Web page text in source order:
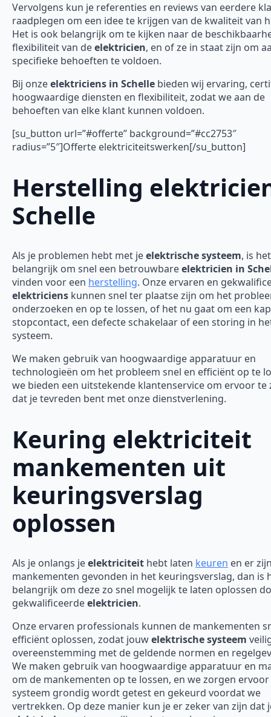
Vervolgens kun je referenties en reviews van eerdere
raadplegen om een idee te krijgen van de kwaliteit van
Het is ook belangrijk om te kijken naar de
flexibiliteit van deelektricien, en of ze in staat zijn om
specifieke behoeften te voldoen.
Bij onzeelektriciens in Schelle bieden wij ervaring,
hoogwaardige diensten en flexibiliteit, zodat we aan de
behoeften van elke klant kunnen voldoen.
[su_button url=”#offerte” background=”#cc2753″
radius=”5″]Offerte elektriciteitswerken[/su_button]
Herstelling
Schelle
Als je problemen hebt met jeelektrische systeem, is het
belangrijk om snel een betrouwbareelektricien in
vinden voor een herstelling. Onze ervaren en
elektriciens kunnen snel ter plaatse zijn om het
onderzoeken en op te lossen, of het nu gaat om een
stopcontact, een defecte schakelaar of een storing in
systeem.
We maken gebruik van hoogwaardige apparatuur en
technologieën om het probleem snel en efficiënt op te
we bieden een uitstekende klantenservice om ervoor te
dat je tevreden bent met onze dienstverlening.
Keuring elektriciteit
mankementen uit
keuringsverslag
oplossen
Als je onlangs jeelektriciteit hebt laten keuren en er
mankementen gevonden in het keuringsverslag, dan is
belangrijk om deze zo snel mogelijk te laten oplossen
gekwalificeerdeelektricien.
Onze ervaren professionals kunnen de mankementen
efficiënt oplossen, zodat jouwelektrische systeem
overeenstemming met de geldende normen en
We maken gebruik van hoogwaardige apparatuur en
om de mankementen op te lossen, en we zorgen
systeem grondig wordt getest en gekeurd voordat we
vertrekken. Op deze manier kun je er zeker van zijn dat